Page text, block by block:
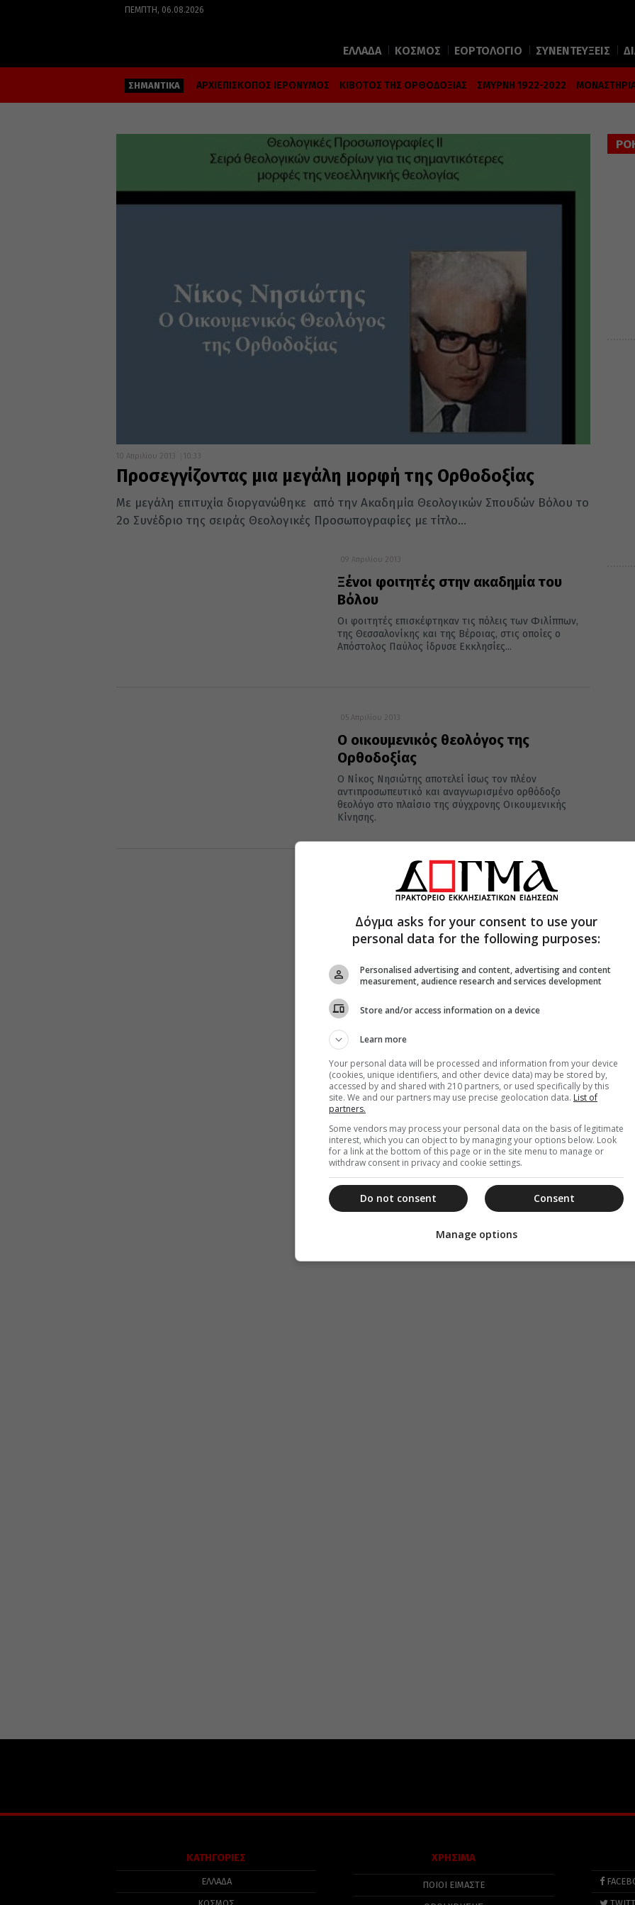
ΠΈΜΠΤΗ, 06.08.2026
ΕΛΛΑΔΑ ΚΟΣΜΟΣ ΕΟΡΤΟΛΟΓΙΟ ΣΥΝΕΝΤΕΥΞΕΙΣ
ΣΗΜΑΝΤΙΚΑ ΑΡΧΙΕΠΙΣΚΟΠΟΣ ΙΕΡΩΝΥΜΟΣ ΚΙΒΩΤΟΣ ΤΗΣ ΟΡΘΟΔΟΞΙΑΣ ΣΜΥΡΝΗ 1922-2022
10 Απριλίου 2013 10:33
Προσεγγίζοντας μια μεγάλη μορφή της Ορθοδοξίας
Με μεγάλη επιτυχία διοργανώθηκε από την Ακαδημία Θεολογικών Σπουδών Βόλου το
2ο Συνέδριο της σειράς Θεολογικές Προσωπογραφίες με τίτλο...
09 Απριλίου 2013
Ξένοι φοιτητές στην ακαδημία του
Βόλου
Οι φοιτητές επισκέφτηκαν τις πόλεις των Φιλίππων,
της Θεσσαλονίκης και της Βέροιας, στις οποίες ο
Απόστολος Παύλος ίδρυσε Εκκλησίες...
05 Απριλίου 2013
Ο οικουμενικός θεολόγος της
Ορθοδοξίας
Ο Νίκος Νησιώτης αποτελεί ίσως τον πλέον
αντιπροσωπευτικό και αναγνωρισμένο ορθόδοξο
θεολόγο στο πλαίσιο της σύγχρονης Οικουμενικής
Κίνησης.
ΚΑΤΗΓΟΡΙΕΣ
ΕΛΛΑΔΑ
ΧΡΗΣΙΜΑ
ΠΟΙΟΙ ΕΙΜΑΣΤΕ
Δόγμα asks for your consent to use your
personal data for the following purposes:
Personalised advertising and content, advertising and content
measurement, audience research and services development
Store and/or access information on a device
Learn more
Your personal data will be processed and information from your device
(cookies, unique identifiers, and other device data) may be stored by,
accessed by and shared with 210 partners, or used specifically by this
site. We and our partners may use precise geolocation data. List of
partners.
Some vendors may process your personal data on the basis of legitimate
interest, which you can object to by managing your options below. Look
for a link at the bottom of this page or in the site menu to manage or
withdraw consent in privacy and cookie settings.
Consent
Do not consent
Manage options